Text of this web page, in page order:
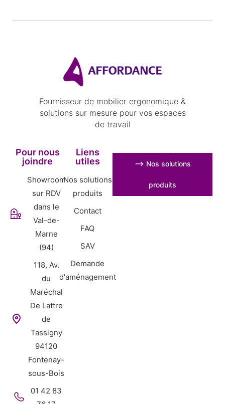
Fournisseur de mobilier ergonomique &
solutions sur mesure pour vos espaces
de travail
Pour nous
joindre
Showroom
sur RDV
dans le
Val-de-
Marne
(94)
118, Av.
du
Maréchal
De Lattre
de
Tassigny
94120
Fontenay-
sous-Bois
01 42 83
Liens
utiles
Nos solutions
produits
Contact
FAQ
SAV
Demande
d'aménagement
⟶ Nos solutions
produits